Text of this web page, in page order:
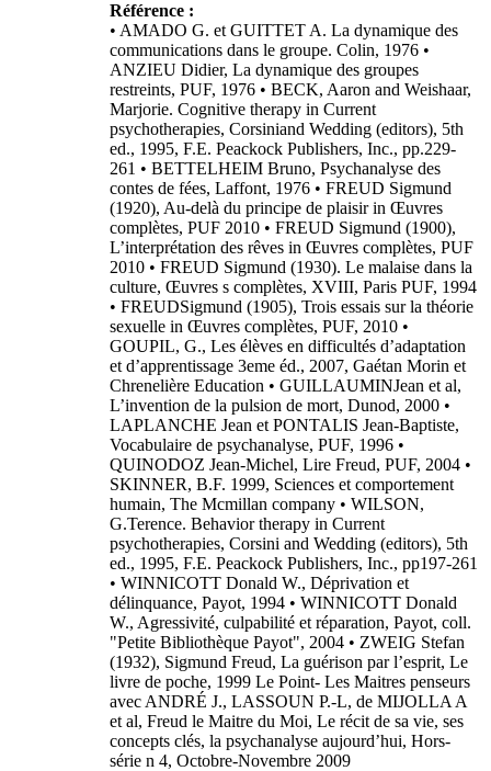
Référence :
• AMADO G. et GUITTET A. La dynamique des
communications dans le groupe. Colin, 1976 •
ANZIEU Didier, La dynamique des groupes
restreints, PUF, 1976 • BECK, Aaron and Weishaar,
Marjorie. Cognitive therapy in Current
psychotherapies, Corsiniand Wedding (editors), 5th
ed., 1995, F.E. Peackock Publishers, Inc., pp.229-
261 • BETTELHEIM Bruno, Psychanalyse des
contes de fées, Laffont, 1976 • FREUD Sigmund
(1920), Au-delà du principe de plaisir in Œuvres
complètes, PUF 2010 • FREUD Sigmund (1900),
L’interprétation des rêves in Œuvres complètes, PUF
2010 • FREUD Sigmund (1930). Le malaise dans la
culture, Œuvres s complètes, XVIII, Paris PUF, 1994
• FREUDSigmund (1905), Trois essais sur la théorie
sexuelle in Œuvres complètes, PUF, 2010 •
GOUPIL, G., Les élèves en difficultés d’adaptation
et d’apprentissage 3eme éd., 2007, Gaétan Morin et
Chrenelière Education • GUILLAUMINJean et al,
L’invention de la pulsion de mort, Dunod, 2000 •
LAPLANCHE Jean et PONTALIS Jean-Baptiste,
Vocabulaire de psychanalyse, PUF, 1996 •
QUINODOZ Jean-Michel, Lire Freud, PUF, 2004 •
SKINNER, B.F. 1999, Sciences et comportement
humain, The Mcmillan company • WILSON,
G.Terence. Behavior therapy in Current
psychotherapies, Corsini and Wedding (editors), 5th
ed., 1995, F.E. Peackock Publishers, Inc., pp197-261
• WINNICOTT Donald W., Déprivation et
délinquance, Payot, 1994 • WINNICOTT Donald
W., Agressivité, culpabilité et réparation, Payot, coll.
"Petite Bibliothèque Payot", 2004 • ZWEIG Stefan
(1932), Sigmund Freud, La guérison par l’esprit, Le
livre de poche, 1999 Le Point- Les Maitres penseurs
avec ANDRÉ J., LASSOUN P.-L, de MIJOLLA A
et al, Freud le Maitre du Moi, Le récit de sa vie, ses
concepts clés, la psychanalyse aujourd’hui, Hors-
série n 4, Octobre-Novembre 2009